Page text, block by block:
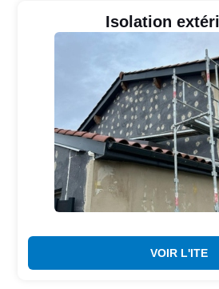
Isolation
VOIR L'ITE